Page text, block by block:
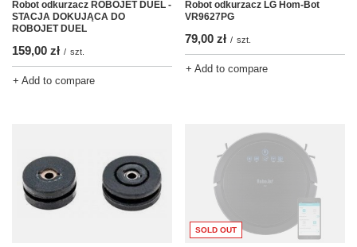
Robot odkurzacz ROBOJET DUEL -
STACJA DOKUJĄCA DO
ROBOJET DUEL
159,00 zł / szt.
+ Add to compare
Robot odkurzacz LG Hom-Bot
VR9627PG
79,00 zł / szt.
+ Add to compare
SOLD OUT